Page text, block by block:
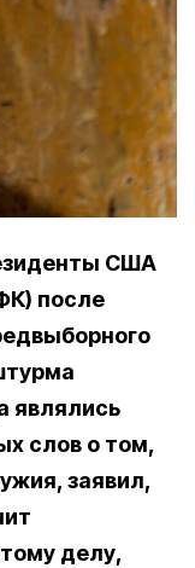
США
после
являлись
слов о том,
заявил,
делу,